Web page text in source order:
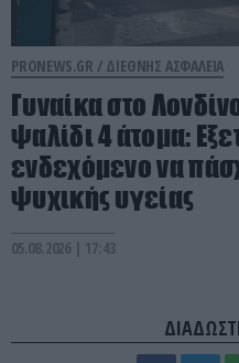
PRONEWS.GR / ΔΙΕΘΝΗΣ ΑΣΦΑΛΕΙΑ
Γυναίκα στο
ψαλίδι 4 άτομα:
ενδεχόμενο να
ψυχικής υγείας
05.08.2026 | 17:43